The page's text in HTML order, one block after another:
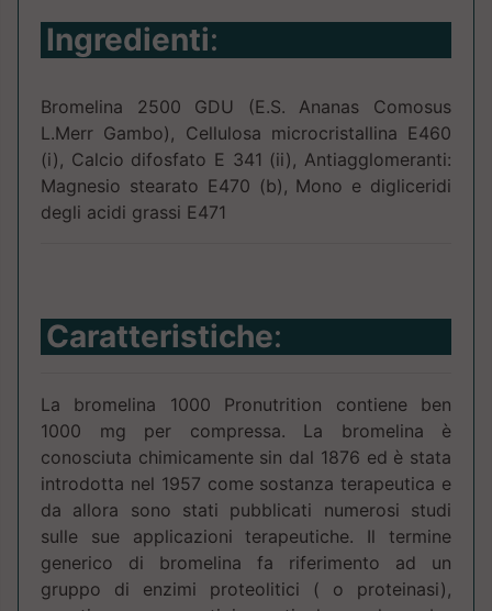
Ingredienti:
Bromelina 2500 GDU (E.S. Ananas Comosus
L.Merr Gambo), Cellulosa microcristallina E460
(i), Calcio difosfato E 341 (ii), Antiagglomeranti:
Magnesio stearato E470 (b), Mono e digliceridi
degli acidi grassi E471
Caratteristiche:
La bromelina 1000 Pronutrition contiene ben
1000 mg per compressa. La bromelina è
conosciuta chimicamente sin dal 1876 ed è stata
introdotta nel 1957 come sostanza terapeutica e
da allora sono stati pubblicati numerosi studi
sulle sue applicazioni terapeutiche. Il termine
generico di bromelina fa riferimento ad un
gruppo di enzimi proteolitici ( o proteinasi),